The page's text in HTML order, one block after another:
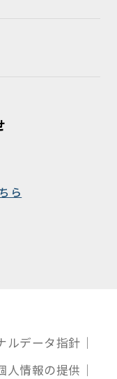
ら
ルデータ指針
人情報の提供